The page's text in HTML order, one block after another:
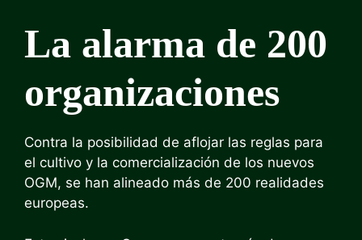
La alarma de 200
organizaciones
Contra la posibilidad de aflojar las reglas para
el cultivo y la comercialización de los nuevos
OGM, se han alineado más de 200 realidades
europeas.